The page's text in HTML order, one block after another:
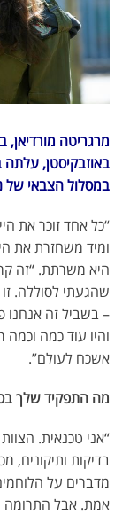
באוזבקיסטן,
במסלול הצבאי של
“כל אחד זוכר את
ומיד משחזרת את
היא משרתת. “זה
שהגעתי לסוללה.
– בשביל זה
והיו עוד כמה
אשכח לעולם”.
מה התפקיד שלך
“אני טכנאית.
בדיקות ותיקונים,
מדברים על
אמת. אבל התרומה